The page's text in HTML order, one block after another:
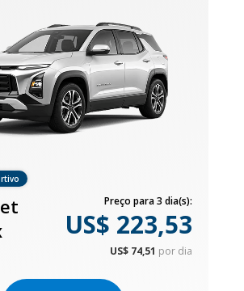
Preço para 3 dia(s):
US$ 223,53
US$ 74,51 por dia